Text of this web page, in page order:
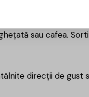
decide
sau cafea.
direcții de gust